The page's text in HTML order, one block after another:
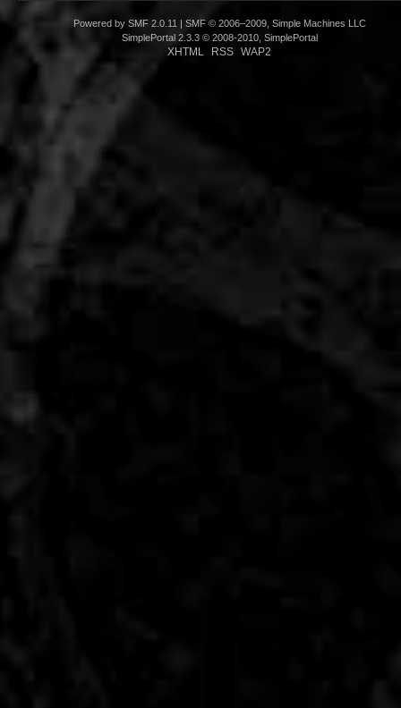
Powered by SMF 2.0.11
SMF © 2006–2009, Simple Machines LLC
SimplePortal 2.3.3 © 2008-2010, SimplePortal
XHTML RSS WAP2